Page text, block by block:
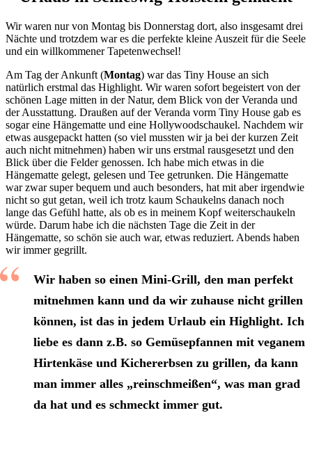
Wir waren nur von Montag bis Donnerstag dort, also insgesamt drei
Nächte und trotzdem war es die perfekte kleine Auszeit für die Seele
und ein willkommener Tapetenwechsel!
Am Tag der Ankunft (Montag) war das Tiny House an sich
natürlich erstmal das Highlight. Wir waren sofort begeistert von der
schönen Lage mitten in der Natur, dem Blick von der Veranda und
der Ausstattung. Draußen auf der Veranda vorm Tiny House gab es
sogar eine Hängematte und eine Hollywoodschaukel. Nachdem wir
etwas ausgepackt hatten (so viel mussten wir ja bei der kurzen Zeit
auch nicht mitnehmen) haben wir uns erstmal rausgesetzt und den
Blick über die Felder genossen. Ich habe mich etwas in die
Hängematte gelegt, gelesen und Tee getrunken. Die Hängematte
war zwar super bequem und auch besonders, hat mit aber irgendwie
nicht so gut getan, weil ich trotz kaum Schaukelns danach noch
lange das Gefühl hatte, als ob es in meinem Kopf weiterschaukeln
würde. Darum habe ich die nächsten Tage die Zeit in der
Hängematte, so schön sie auch war, etwas reduziert. Abends haben
wir immer gegrillt.
Wir haben so einen Mini-Grill, den man perfekt
mitnehmen kann und da wir zuhause nicht grillen
können, ist das in jedem Urlaub ein Highlight. Ich
liebe es dann z.B. so Gemüsepfannen mit veganem
Hirtenkäse und Kichererbsen zu grillen, da kann
man immer alles „reinschmeißen“, was man grad
da hat und es schmeckt immer gut.